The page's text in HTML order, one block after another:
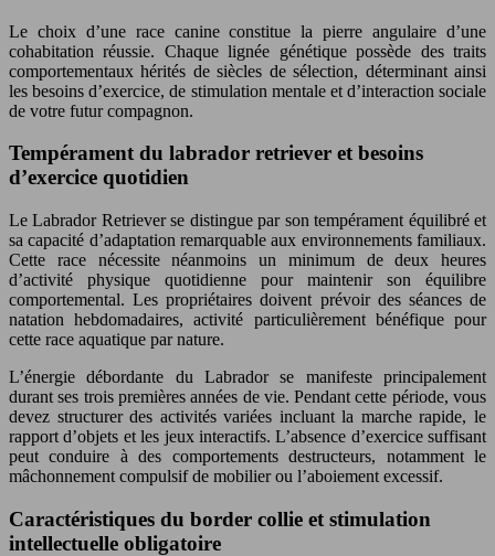
Le choix d’une race canine constitue la pierre angulaire d’une
cohabitation réussie. Chaque lignée génétique possède des traits
comportementaux hérités de siècles de sélection, déterminant ainsi
les besoins d’exercice, de stimulation mentale et d’interaction sociale
de votre futur compagnon.
Tempérament du labrador retriever et besoins
d’exercice quotidien
Le Labrador Retriever se distingue par son tempérament équilibré et
sa capacité d’adaptation remarquable aux environnements familiaux.
Cette race nécessite néanmoins un minimum de deux heures
d’activité physique quotidienne pour maintenir son équilibre
comportemental. Les propriétaires doivent prévoir des séances de
natation hebdomadaires, activité particulièrement bénéfique pour
cette race aquatique par nature.
L’énergie débordante du Labrador se manifeste principalement
durant ses trois premières années de vie. Pendant cette période, vous
devez structurer des activités variées incluant la marche rapide, le
rapport d’objets et les jeux interactifs. L’absence d’exercice suffisant
peut conduire à des comportements destructeurs, notamment le
mâchonnement compulsif de mobilier ou l’aboiement excessif.
Caractéristiques du border collie et stimulation
intellectuelle obligatoire